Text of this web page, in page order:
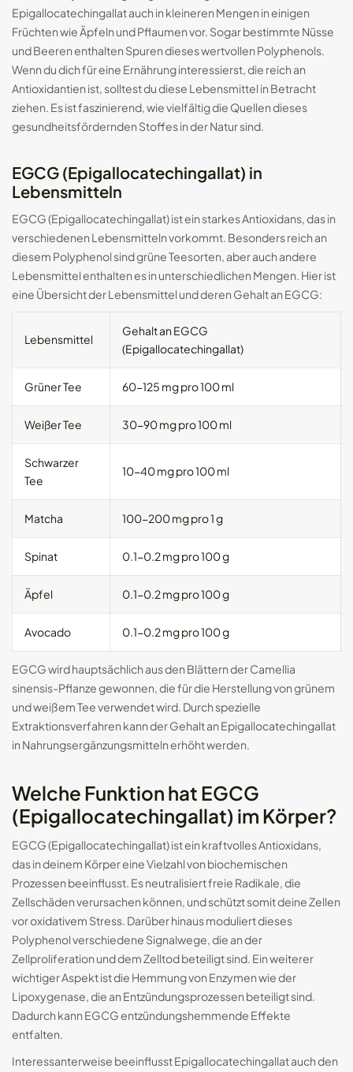
Epigallocatechingallat auch in kleineren Mengen in einigen
Früchten wie Äpfeln und Pflaumen vor. Sogar bestimmte Nüsse
und Beeren enthalten Spuren dieses wertvollen Polyphenols.
Wenn du dich für eine Ernährung interessierst, die reich an
Antioxidantien ist, solltest du diese Lebensmittel in Betracht
ziehen. Es ist faszinierend, wie vielfältig die Quellen dieses
gesundheitsfördernden Stoffes in der Natur sind.
EGCG (Epigallocatechingallat) in
Lebensmitteln
EGCG (Epigallocatechingallat) ist ein starkes Antioxidans, das in
verschiedenen Lebensmitteln vorkommt. Besonders reich an
diesem Polyphenol sind grüne Teesorten, aber auch andere
Lebensmittel enthalten es in unterschiedlichen Mengen. Hier ist
eine Übersicht der Lebensmittel und deren Gehalt an EGCG:
Lebensmittel
Gehalt an EGCG
(Epigallocatechingallat)
Grüner Tee 60-125 mg pro 100 ml
Weißer Tee 30-90 mg pro 100 ml
Schwarzer
Tee
10-40 mg pro 100 ml
Matcha 100-200 mg pro 1 g
Spinat 0.1-0.2 mg pro 100 g
Äpfel 0.1-0.2 mg pro 100 g
Avocado 0.1-0.2 mg pro 100 g
EGCG wird hauptsächlich aus den Blättern der Camellia
sinensis-Pflanze gewonnen, die für die Herstellung von grünem
und weißem Tee verwendet wird. Durch spezielle
Extraktionsverfahren kann der Gehalt an Epigallocatechingallat
in Nahrungsergänzungsmitteln erhöht werden.
Welche Funktion hat EGCG
(Epigallocatechingallat) im Körper?
EGCG (Epigallocatechingallat) ist ein kraftvolles Antioxidans,
das in deinem Körper eine Vielzahl von biochemischen
Prozessen beeinflusst. Es neutralisiert freie Radikale, die
Zellschäden verursachen können, und schützt somit deine Zellen
vor oxidativem Stress. Darüber hinaus moduliert dieses
Polyphenol verschiedene Signalwege, die an der
Zellproliferation und dem Zelltod beteiligt sind. Ein weiterer
wichtiger Aspekt ist die Hemmung von Enzymen wie der
Lipoxygenase, die an Entzündungsprozessen beteiligt sind.
Dadurch kann EGCG entzündungshemmende Effekte
entfalten.
Interessanterweise beeinflusst Epigallocatechingallat auch den